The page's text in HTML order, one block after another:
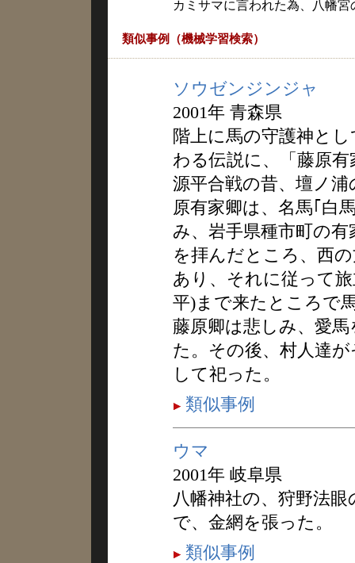
カミサマに言われた為、八幡
類似事例（機械学習検索）
ソウゼンジンジャ
2001年 青森県
階上に馬の守護神と
わる伝説に、「藤原
源平合戦の昔、壇ノ
原有家卿は、名馬｢白
み、岩手県種市町の
を拝んだところ、西
あり、それに従って
平)まで来たところで
藤原卿は悲しみ、愛
た。その後、村人達
して祀った。
類似事例
ウマ
2001年 岐阜県
八幡神社の、狩野法
で、金網を張った。
類似事例